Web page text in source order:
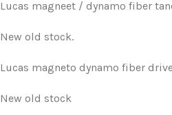
Lucas magneet / dynamo fiber
New old stock.
Lucas magneto dynamo fiber
New old stock